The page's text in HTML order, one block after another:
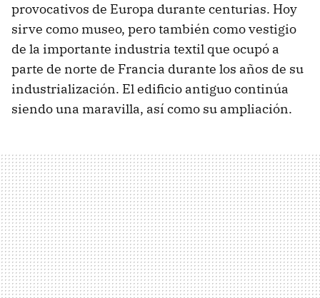
provocativos de Europa durante centurias. Hoy
sirve como museo, pero también como vestigio
de la importante industria textil que ocupó a
parte de norte de Francia durante los años de su
industrialización. El edificio antiguo continúa
siendo una maravilla, así como su ampliación.